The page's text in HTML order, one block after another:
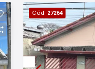
espaço para
perca a
imóvel!
Cód. 27264